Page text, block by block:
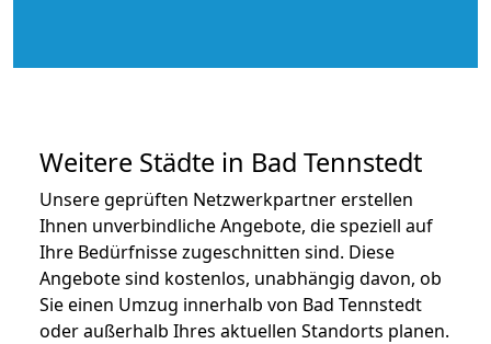
Weitere Städte in Bad Tennstedt
Unsere geprüften Netzwerkpartner erstellen
Ihnen unverbindliche Angebote, die speziell auf
Ihre Bedürfnisse zugeschnitten sind. Diese
Angebote sind kostenlos, unabhängig davon, ob
Sie einen Umzug innerhalb von Bad Tennstedt
oder außerhalb Ihres aktuellen Standorts planen.